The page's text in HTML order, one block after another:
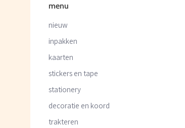
menu
nieuw
inpakken
kaarten
stickers en tape
stationery
decoratie en koord
trakteren